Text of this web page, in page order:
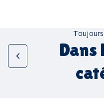
Dans